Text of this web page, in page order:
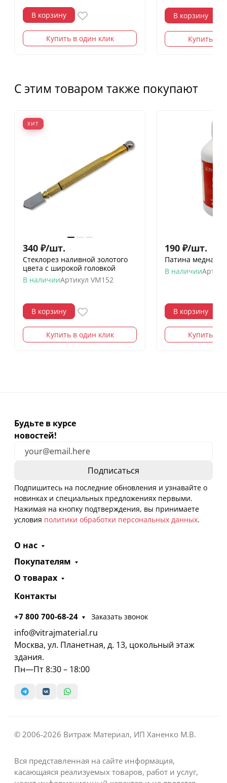
В корзину
Купить в один клик
В корзину
Купить в
С этим товаром также покупают
ХИТ
340 ₽/шт.
Стеклорез наливной золотого
цвета с широкой головкой
В наличииАртикул VM152
В корзину
Купить в один клик
190 ₽/шт.
Патина медная,
В наличии
В корзину
Купить в
Будьте в курсе
новостей!
Подпишитесь на последние обновления и узнавайте о
новинках и специальных предложениях первыми.
Нажимая на кнопку подтверждения, вы принимаете
условия политики обработки персональных данных.
О нас
Покупателям
О товарах
Контакты
+7 800 700-68-24 Заказать звонок
info@vitrajmaterial.ru
Москва, ул. Планетная, д. 13, цокольный этаж
здания.
Пн—Пт 8:30 – 18:00
© 2006-2026 Витраж Материал, ИП Ханенко М.В.
Вся представленная на сайте информация,
касающаяся реализуемых товаров, работ и услуг,